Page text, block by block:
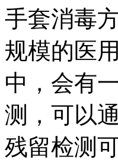
手套消毒
规模的医
中，会有
测，可以
残留检测